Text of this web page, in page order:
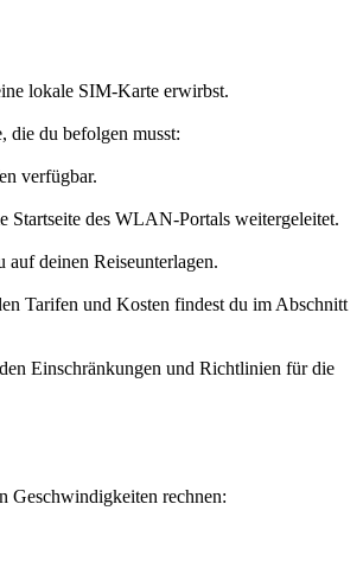
lokale SIM-Karte erwirbst.
die du befolgen musst:
verfügbar.
Startseite des WLAN-Portals weitergeleitet.
deinen Reiseunterlagen.
Tarifen und Kosten findest du im Abschnitt
Einschränkungen und Richtlinien für die
Geschwindigkeiten rechnen: